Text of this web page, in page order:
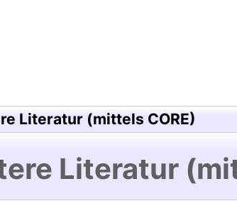
Literatur (mittels CORE)
Literatur